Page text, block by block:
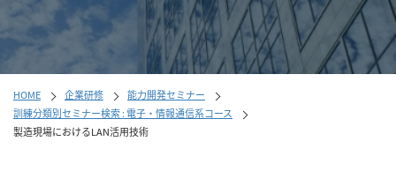
に
戻
る
HOME 企業研修
能力開発セミナー
訓練分類別セミナー検索 : 電子・情報通信系コース
製造現場におけるLAN活用技術